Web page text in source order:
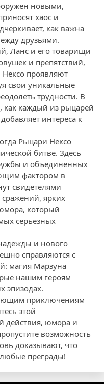
новыми,
хаос и
как важна
друзьями.
Ланс и его товарищи
и препятствий,
проявляют
свои уникальные
трудности. В
как каждый из рыцарей
интереса к
Рыцари Нексо
битве. Здесь
и объединенных
фактором в
свидетелями
ярких
который
серьезных
и нового
справляются с
магия Марзуна
нашим героям
эпизодах.
приключениям
этой
действия, юмора и
возможность
доказывают, что
преграды!